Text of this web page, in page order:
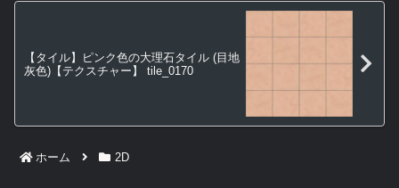
【タイル】ピンク色の大理石タイル (目地
灰色)【テクスチャー】 tile_0170
ホーム 2D